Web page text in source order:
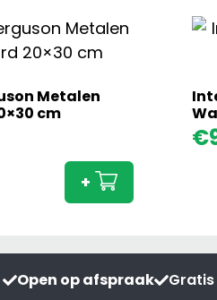
Metalen
cm
Massey
Wandbord
cm
aantal
+
€
Open op afspraak